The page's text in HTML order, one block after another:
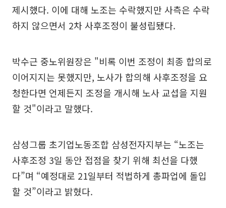
제시했다. 이에 대해 노조는 수락했지만 사측은 수락
하지 않으면서 2차 사후조정이 불성립됐다.
박수근 중노위원장은 "비록 이번 조정이 최종 합의로
이어지지는 못했지만, 노사가 합의해 사후조정을 요
청한다면 언제든지 조정을 개시해 노사 교섭을 지원
할 것"이라고 말했다.
삼성그룹 초기업노동조합 삼성전자지부는 “노조는
사후조정 3일 동안 접점을 찾기 위해 최선을 다했
다”며 “예정대로 21일부터 적법하게 총파업에 돌입
할 것”이라고 밝혔다.